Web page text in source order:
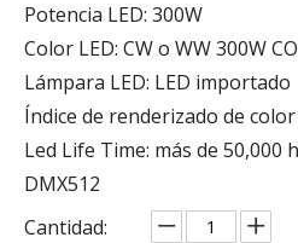
Potencia LED: 300W
Color LED: CW o WW 300W
Lámpara LED: LED importado
Índice de renderizado de color
Led Life Time: más de 50,000
DMX512
Cantidad: